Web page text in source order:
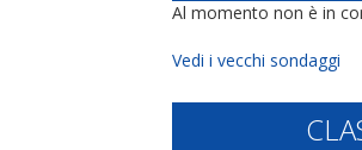
Al momento non è in
Vedi i vecchi sondaggi